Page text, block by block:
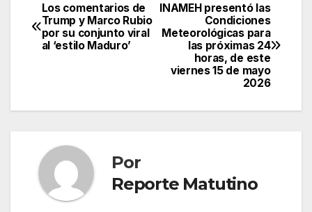
Navegación
de
INAMEH presentó las
Condiciones
Meteorológicas para
las próximas 24
horas, de este
viernes 15 de mayo
2026
Los comentarios de
Trump y Marco Rubio
por su conjunto viral
al ‘estilo Maduro’
Por
Reporte Matutino